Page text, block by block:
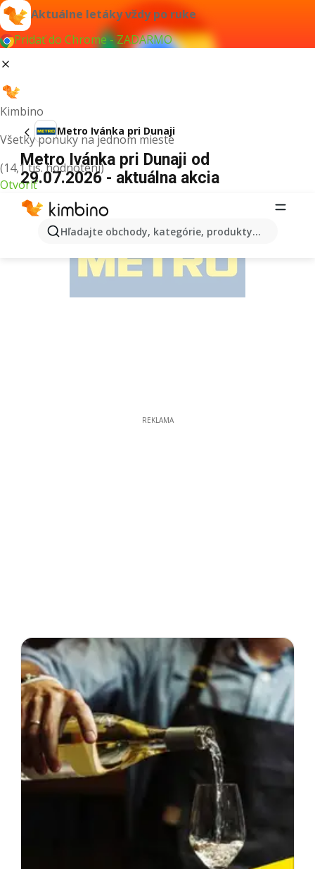
Aktuálne letáky vždy po ruke
Pridať do Chrome - ZADARMO
Kimbino
Všetky ponuky na jednom mieste
(14,1 tis. hodnotení)
Otvoriť
Hľadajte obchody, kategórie, produkty...
Metro Ivánka pri Dunaji
Metro Ivánka pri Dunaji od
29.07.2026 - aktuálna akcia
REKLAMA